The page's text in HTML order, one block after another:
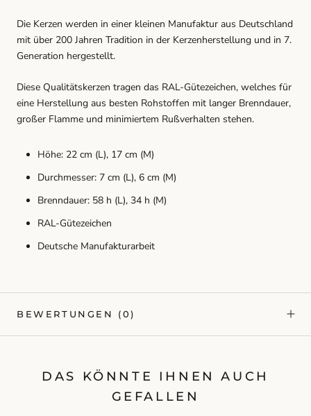
Die Kerzen werden in einer kleinen Manufaktur aus Deutschland
mit über 200 Jahren Tradition in der Kerzenherstellung und in 7.
Generation hergestellt.
Diese Qualitätskerzen tragen das RAL-Gütezeichen, welches für
eine Herstellung aus besten Rohstoffen mit langer Brenndauer,
großer Flamme und minimiertem Rußverhalten stehen.
Höhe: 22 cm (L), 17 cm (M)
Durchmesser: 7 cm (L), 6 cm (M)
Brenndauer: 58 h (L), 34 h (M)
RAL-Gütezeichen
Deutsche Manufakturarbeit
BEWERTUNGEN (0)
DAS KÖNNTE IHNEN AUCH
GEFALLEN